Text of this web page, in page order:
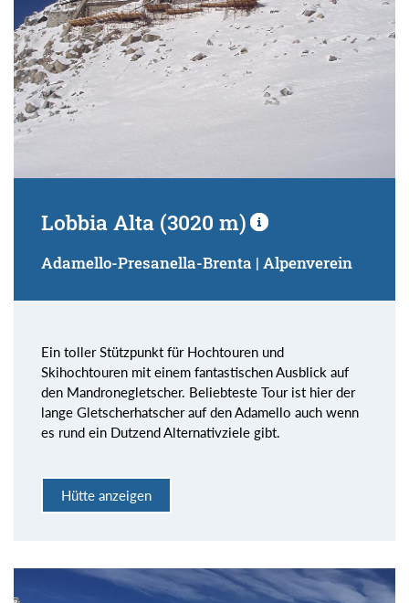
Lobbia Alta (3020 m)
Adamello-Presanella-Brenta | Alpenverein
Ein toller Stützpunkt für Hochtouren und
Skihochtouren mit einem fantastischen Ausblick auf
den Mandronegletscher. Beliebteste Tour ist hier der
lange Gletscherhatscher auf den Adamello auch wenn
es rund ein Dutzend Alternativziele gibt.
Hütte anzeigen